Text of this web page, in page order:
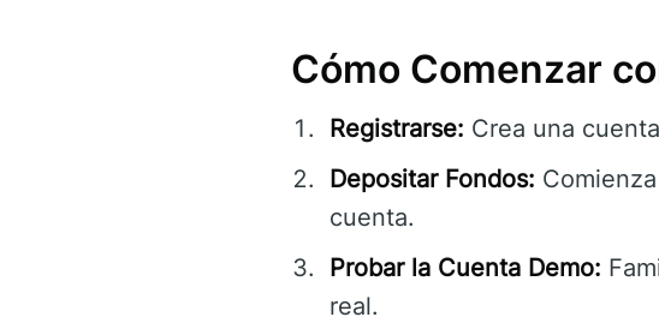
Cómo Comenzar
Registrarse: Crea una
Depositar Fondos:
cuenta.
Probar la Cuenta Demo:
real.